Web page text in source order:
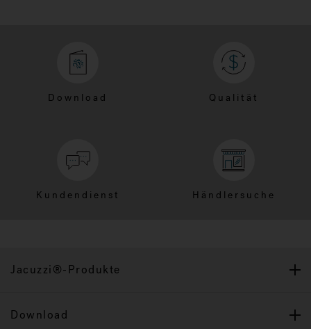
Download Qualität
Kundendienst Händlersuche
Jacuzzi®-Produkte
Download